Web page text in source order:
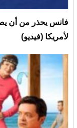
فانس يحذر من أن
لأمريكا (فيديو)